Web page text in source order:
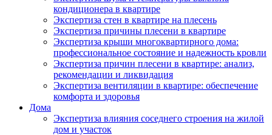
кондиционера в квартире
Экспертиза стен в квартире на плесень
Экспертиза причины плесени в квартире
Экспертиза крыши многоквартирного дома:
профессиональное состояние и надежность кровли
Экспертиза причин плесени в квартире: анализ,
рекомендации и ликвидация
Экспертиза вентиляции в квартире: обеспечение
комфорта и здоровья
Дома
Экспертиза влияния соседнего строения на жилой
дом и участок